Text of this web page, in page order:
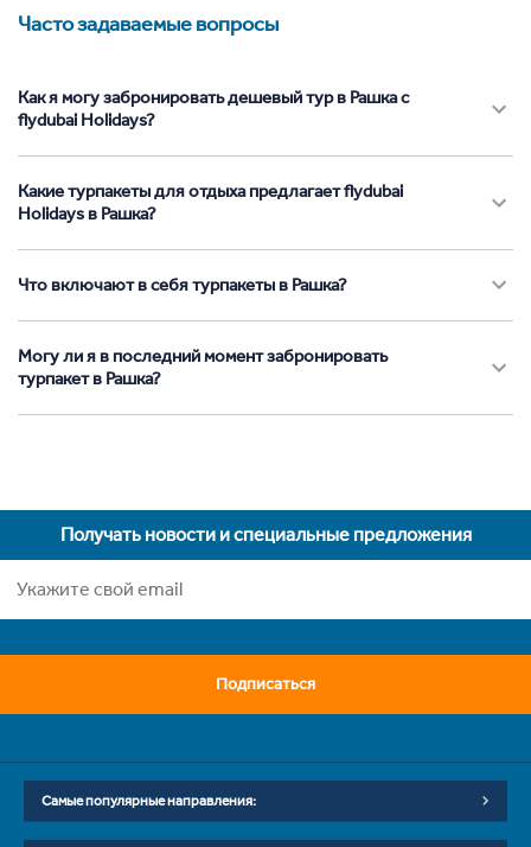
Часто задаваемые вопросы
Как я могу забронировать дешевый тур в Рашка с
flydubai Holidays?
Какие турпакеты для отдыха предлагает flydubai
Holidays в Рашка?
Что включают в себя турпакеты в Рашка?
Могу ли я в последний момент забронировать
турпакет в Рашка?
Получать новости и специальные предложения
Подписаться
Самые популярные направления: